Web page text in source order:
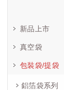
新品上市
真空袋
包裝袋/提袋
鋁箔袋系列